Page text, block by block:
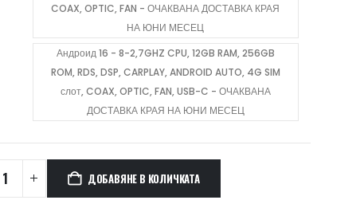
COAX, OPTIC, FAN - ОЧАКВАНА ДОСТАВКА КРАЯ
НА ЮНИ МЕСЕЦ
Андроид 16 - 8-2,7GHZ CPU, 12GB RAM, 256GB
ROM, RDS, DSP, CARPLAY, ANDROID AUTO, 4G SIM
слот, COAX, OPTIC, FAN, USB-C - ОЧАКВАНА
ДОСТАВКА КРАЯ НА ЮНИ МЕСЕЦ
ДОБАВЯНЕ В КОЛИЧКАТА